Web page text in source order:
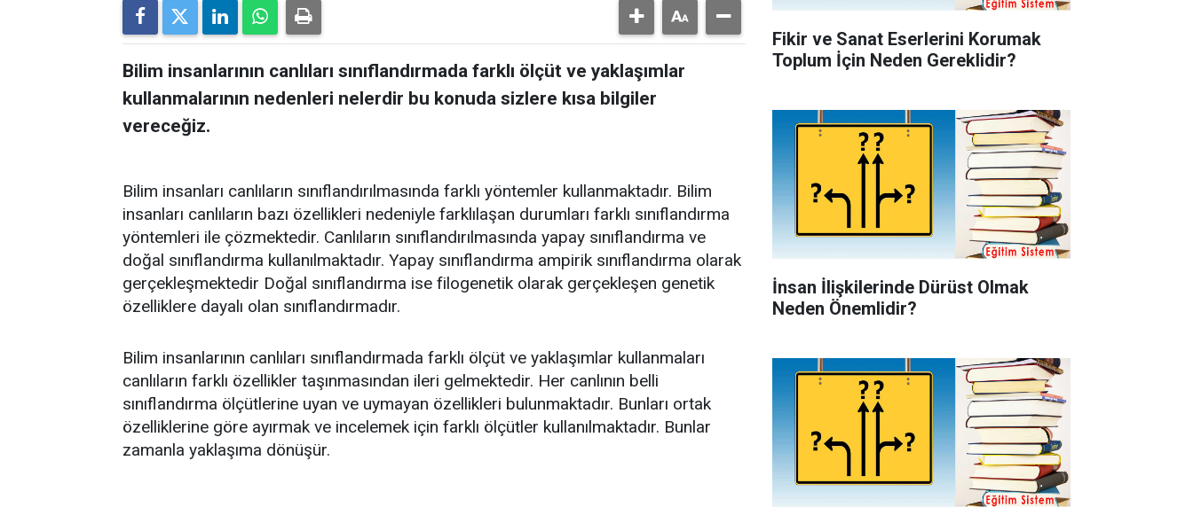
Bilim insanlarının canlıları sınıflandırmada farklı ölçüt ve yaklaşımlar
kullanmalarının nedenleri nelerdir bu konuda sizlere kısa bilgiler
vereceğiz.
Bilim insanları canlıların sınıflandırılmasında farklı yöntemler kullanmaktadır. Bilim
insanları canlıların bazı özellikleri nedeniyle farklılaşan durumları farklı sınıflandırma
yöntemleri ile çözmektedir. Canlıların sınıflandırılmasında yapay sınıflandırma ve
doğal sınıflandırma kullanılmaktadır. Yapay sınıflandırma ampirik sınıflandırma olarak
gerçekleşmektedir Doğal sınıflandırma ise filogenetik olarak gerçekleşen genetik
özelliklere dayalı olan sınıflandırmadır.
Bilim insanlarının canlıları sınıflandırmada farklı ölçüt ve yaklaşımlar kullanmaları
canlıların farklı özellikler taşınmasından ileri gelmektedir. Her canlının belli
sınıflandırma ölçütlerine uyan ve uymayan özellikleri bulunmaktadır. Bunları ortak
özelliklerine göre ayırmak ve incelemek için farklı ölçütler kullanılmaktadır. Bunlar
zamanla yaklaşıma dönüşür.
Fikir ve Sanat Eserlerini Korumak
Toplum İçin Neden Gereklidir?
İnsan İlişkilerinde Dürüst Olmak
Neden Önemlidir?